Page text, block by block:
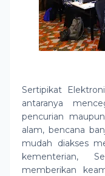
Sertipikat
antaranya
pencurian
alam, bencana
mudah diakses
kementerian,
memberikan